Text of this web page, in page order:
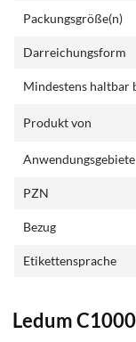
Packungsgröße(n)
Darreichungsform
Mindestens haltbar
Produkt von
Anwendungsgebiete
PZN
Bezug
Etikettensprache
Ledum